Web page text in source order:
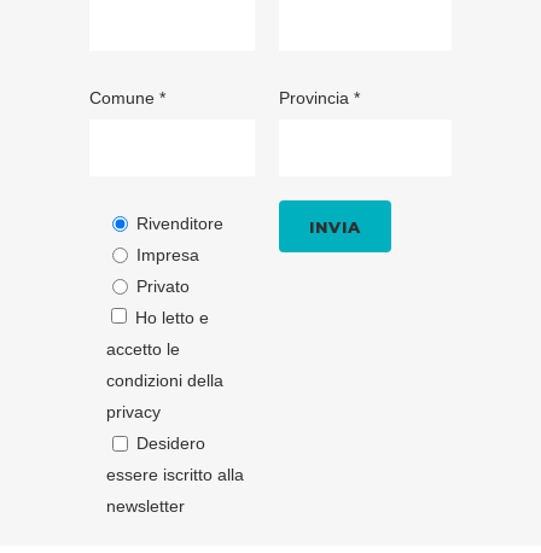
Comune *
Rivenditore
Impresa
Privato
Ho letto e
accetto le
condizioni della
privacy
Desidero
essere iscritto alla
newsletter
Provincia *